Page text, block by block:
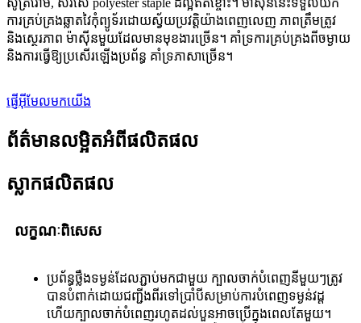
សូត្ររោម, សរសៃ polyester staple ដ៏ល្អឥតខ្ចោះ។ ម៉ាស៊ីននេះទទួលយក
ការគ្រប់គ្រងឆ្លាតវៃកុំព្យូទ័រដោយស្វ័យប្រវត្តិយ៉ាងពេញលេញ ភាពត្រឹមត្រូវ
និងស្ថេរភាព ម៉ាស៊ីនមួយដែលមានមុខងារច្រើន។ គាំទ្រការគ្រប់គ្រងពីចម្ងាយ
និងការធ្វើឱ្យប្រសើរឡើងប្រព័ន្ធ គាំទ្រភាសាច្រើន។
ផ្ញើអ៊ីមែលមកយើង
ព័ត៌មានលម្អិតអំពីផលិតផល
ស្លាកផលិតផល
លក្ខណៈពិសេស
ប្រព័ន្ធថ្លឹងទម្ងន់ដែលភ្ជាប់មកជាមួយ ក្បាលចាក់បំពេញនីមួយៗត្រូវ
បានបំពាក់ដោយជញ្ជីងពីរទៅប្រាំបីសម្រាប់ការបំពេញទម្ងន់វដ្ត
ហើយក្បាលចាក់បំពេញរហូតដល់បួនអាចប្រើក្នុងពេលតែមួយ។